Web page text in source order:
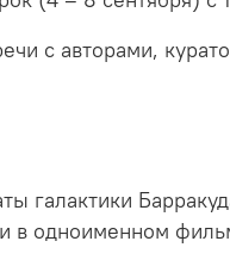
с авторами,
галактики
в одноименном